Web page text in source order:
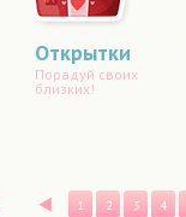
Открытки
Порадуй своих
близких!
Назад
1 2 3 4